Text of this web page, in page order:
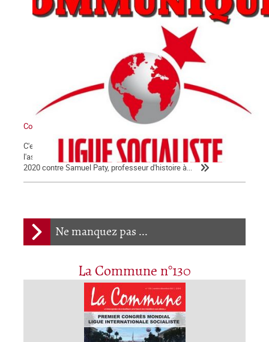
Ne manquez pas ...
La Commune n°130
Communiqué
C'est avec la plus extrême fermeté que nous condamnons
l'assassinat barbare qui a été commis le vendredi 16 octobre
2020 contre Samuel Paty, professeur d'histoire à...